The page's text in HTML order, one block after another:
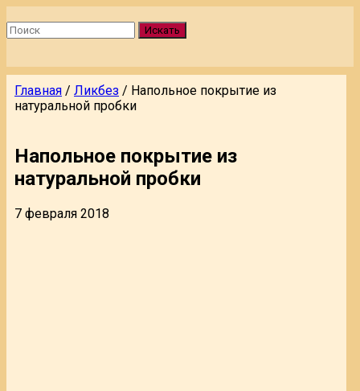
Искать
Главная / Ликбез / Напольное покрытие из
натуральной пробки
Напольное покрытие из
натуральной пробки
7 февраля 2018